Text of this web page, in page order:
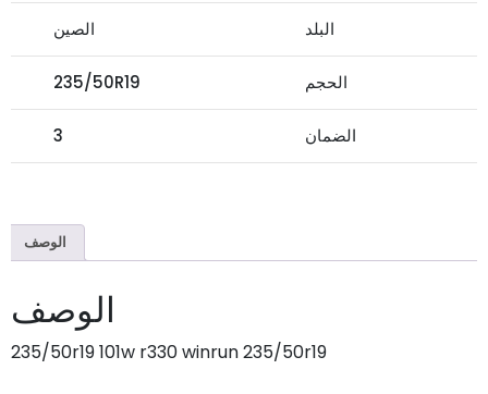
البلد الصين
الحجم 235/50R19
الضمان 3
الوصف
الوصف
235/50r19 101w r330 winrun 235/50r19